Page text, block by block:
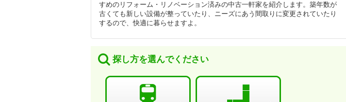
すめのリフォーム・リノベーション済みの中古一軒家を紹介します。築年数が
古くても新しい設備が整っていたり、ニーズにあう間取りに変更されていたり
するので、快適に暮らせますよ。
探し方を選んでください